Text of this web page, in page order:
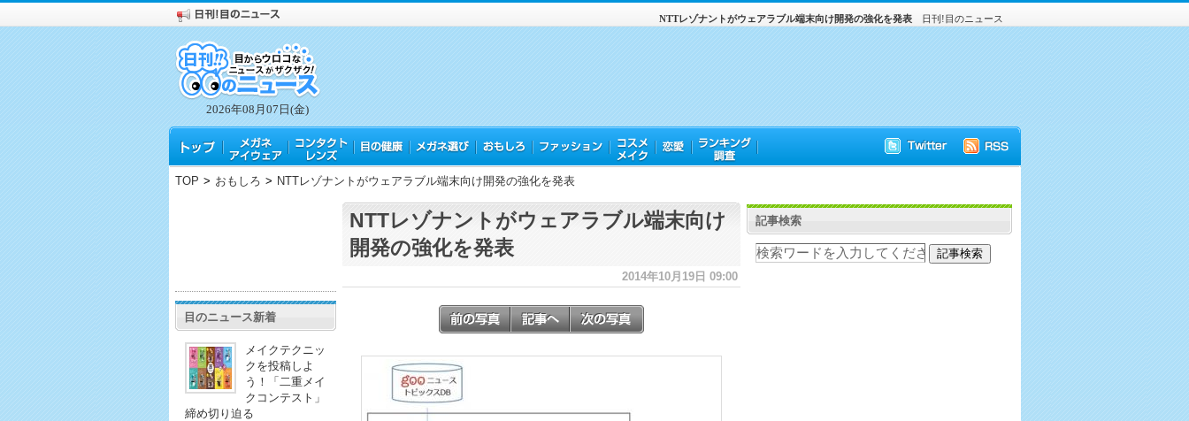
2026年08月07日(金)
日刊!目のニュース
NTTレゾナントがウェアラブル端末向け開発の強化を発表
TOP > おもしろ > NTTレゾナントがウェアラブル端末向け開発の強化を発表
目のニュース新着
メイクテクニッ
クを投稿しよ
う！「二重メイ
クコンテスト」
締め切り迫る
NTTレゾナントがウェアラブル端末向け
開発の強化を発表
2014年10月19日 09:00
記事検索